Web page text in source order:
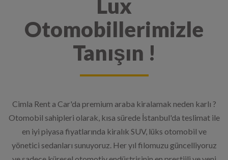
Otomobillerimizle
Tanışın !
Otomobil sahipleri olarak, kısa sürede İstanbul'da teslimat ile
en iyi piyasa fiyatlarında kiralık SUV, lüks otomobil ve
yönetici sedanları sunuyoruz. Her yıl filomuzu güncelliyoruz
ve sadece küresel otomotiv endüstrisinin en prestijli ve yeni
modellerini sunmaya hazırız. 5 dil (İNGİLİZCE - TÜRKÇE -